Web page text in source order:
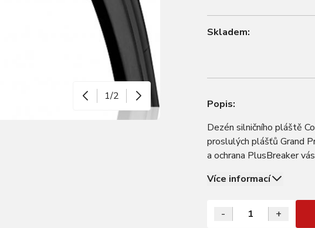
1/2
Skladem:
Popis:
Dezén silničního pláště
proslulých plášťů Grand
a ochrana PlusBreaker
Více informací
- +